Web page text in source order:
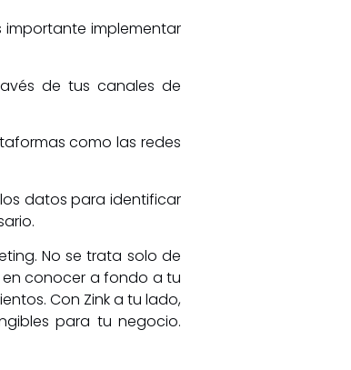
implementar
de tus canales de
como las redes
datos para identificar
No se trata solo de
conocer a fondo a tu
Con Zink a tu lado,
para tu negocio.